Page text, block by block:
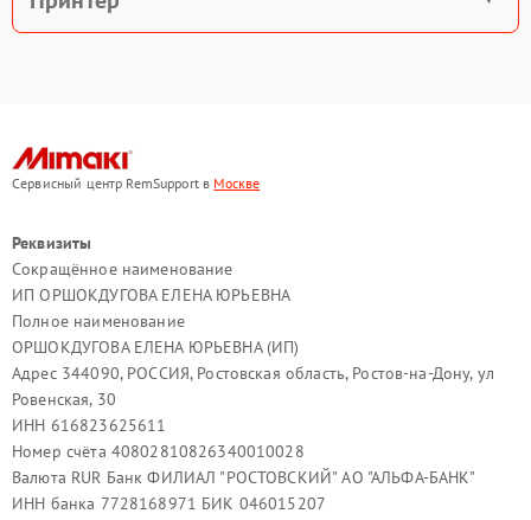
Сервисный центр RemSupport в Москве
Реквизиты
Сокращённое наименование
ИП ОРШОКДУГОВА ЕЛЕНА ЮРЬЕВНА
Полное наименование
ОРШОКДУГОВА ЕЛЕНА ЮРЬЕВНА (ИП)
Адрес 344090, РОССИЯ, Ростовская область, Ростов-на-Дону, ул
Ровенская, 30
ИНН 616823625611
Номер счёта 40802810826340010028
Валюта RUR Банк ФИЛИАЛ "РОСТОВСКИЙ" АО "АЛЬФА-БАНК"
ИНН банка 7728168971 БИК 046015207